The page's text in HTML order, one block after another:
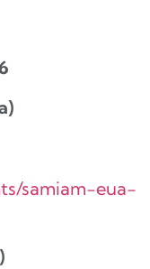
samiam-eua-